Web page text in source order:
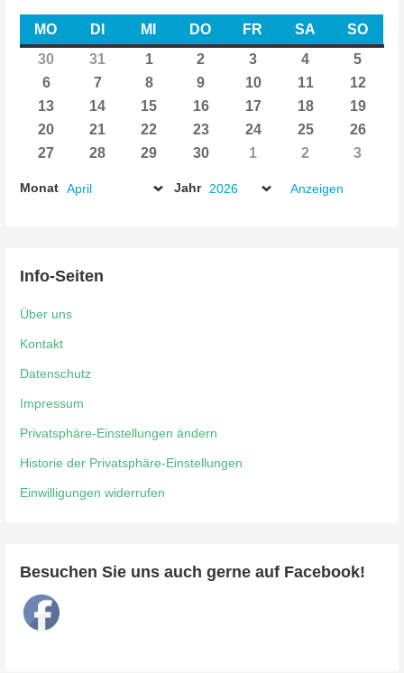
MO MONTAG
DI DIENSTAG
MI MITTWOCH
DO DONNERSTAG
FR FREITAG
SA SAMSTAG
SO
30
31 11.
April
2026
2
2026
3
April
2026
4
April
2026
5
April
2026
66.
April
2026
77.
April
2026
88.
April
2026
9
April
2026
1010.
April
2026
1111.
April
2026
1212.
April
2026
13 14 15 1616.
April
2026
1717.
April
1818.
April
1919.
April
20 21 22 2323.
April
2424.
2525.
2626.
27
2026
28 29 3030.
2026
1 2
2026
3
Monat Jahr
Info-Seiten
Über uns
Kontakt
Datenschutz
Impressum
Privatsphäre-Einstellungen ändern
Historie der Privatsphäre-Einstellungen
Einwilligungen widerrufen
Besuchen Sie uns auch gerne auf Facebook!